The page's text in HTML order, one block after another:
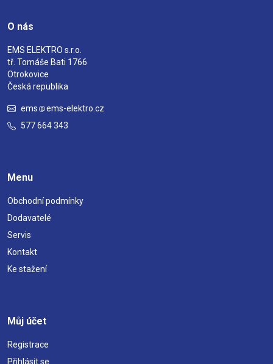
O nás
EMS ELEKTRO s.r.o.
tř. Tomáše Bati 1766
Otrokovice
Česká republika
ems
ems-elektro.cz
577 664 343
Menu
Obchodní podmínky
Dodavatelé
Servis
Kontakt
Ke stažení
Můj účet
Registrace
Přihlásit se